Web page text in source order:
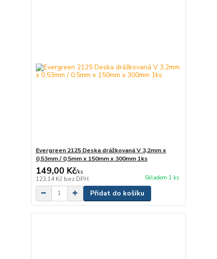
Evergreen 2125 Deska drážkovaná V 3,2mm x
0,53mm / 0,5mm x 150mm x 300mm 1ks
149,00 Kč/ks
123,14 Kč bez DPH Skladem 1 ks
Přidat do košíku